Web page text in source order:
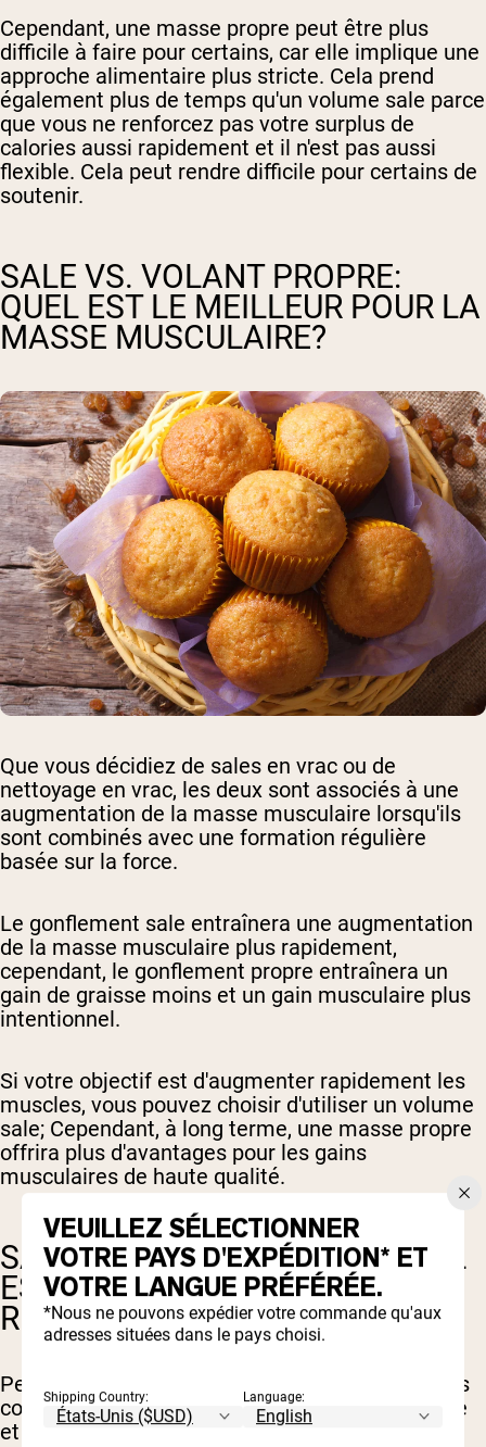
Cependant, une masse propre peut être plus
difficile à faire pour certains, car elle implique une
approche alimentaire plus stricte. Cela prend
également plus de temps qu'un volume sale parce
que vous ne renforcez pas votre surplus de
calories aussi rapidement et il n'est pas aussi
flexible. Cela peut rendre difficile pour certains de
soutenir.
SALE VS. VOLANT PROPRE:
QUEL EST LE MEILLEUR POUR LA
MASSE MUSCULAIRE?
Que vous décidiez de sales en vrac ou de
nettoyage en vrac, les deux sont associés à une
augmentation de la masse musculaire lorsqu'ils
sont combinés avec une formation régulière
basée sur la force.
Le gonflement sale entraînera une augmentation
de la masse musculaire plus rapidement,
cependant, le gonflement propre entraînera un
gain de graisse moins et un gain musculaire plus
intentionnel.
Si votre objectif est d'augmenter rapidement les
muscles, vous pouvez choisir d'utiliser un volume
sale; Cependant, à long terme, une masse propre
offrira plus d'avantages pour les gains
musculaires de haute qualité.
SALE VS. BLACK PROPRE: QUEL
EST LE MEILLEUR POUR LA
RÉCOMPOSITION DU CORPS?
Pendant la recommandation du corps, vous vous
concentrez sur la diminution de la masse grasse
et l'augmentation de la masse du corps maigre.
VEUILLEZ SÉLECTIONNER
VOTRE PAYS D'EXPÉDITION* ET
VOTRE LANGUE PRÉFÉRÉE.
*Nous ne pouvons expédier votre commande qu'aux
adresses situées dans le pays choisi.
Shipping Country: Language: